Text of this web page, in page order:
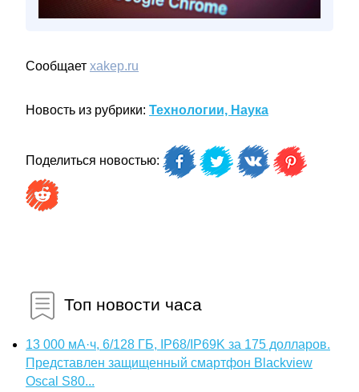
Сообщает xakep.ru
Новость из рубрики: Технологии, Наука
Поделиться новостью:
Топ новости часа
13 000 мА·ч, 6/128 ГБ, IP68/IP69K за 175 долларов.
Представлен защищенный смартфон Blackview
Oscal S80...